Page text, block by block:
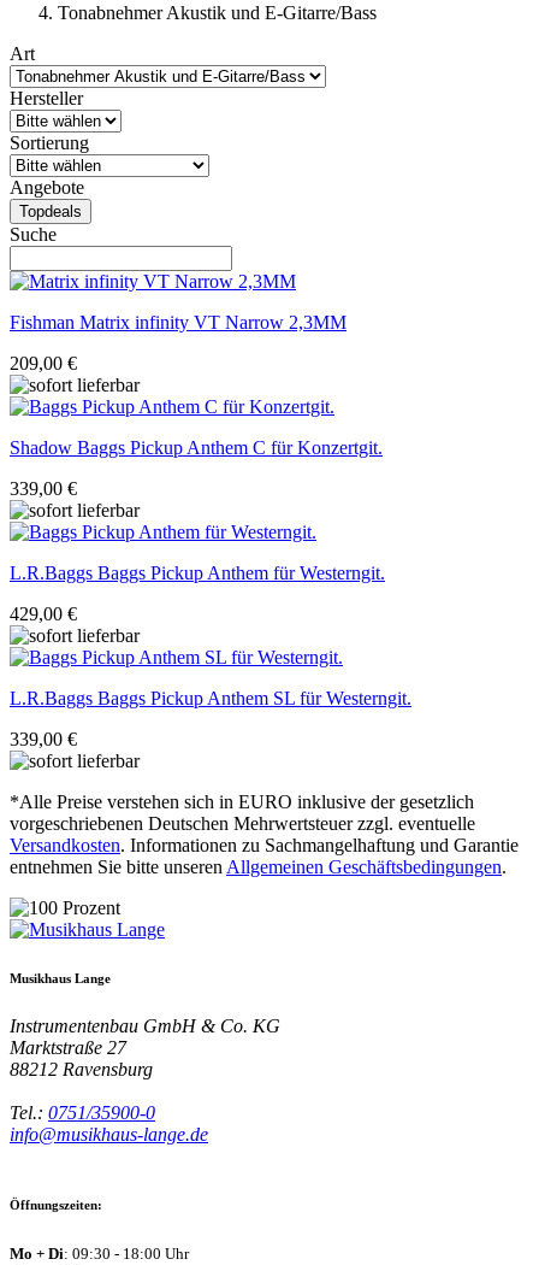
Tonabnehmer Akustik und E-Gitarre/Bass
Art
Hersteller
Sortierung
Angebote
Topdeals
Suche
Fishman Matrix infinity VT Narrow 2,3MM
209,00 €
Shadow Baggs Pickup Anthem C für Konzertgit.
339,00 €
L.R.Baggs Baggs Pickup Anthem für Westerngit.
429,00 €
L.R.Baggs Baggs Pickup Anthem SL für Westerngit.
339,00 €
*Alle Preise verstehen sich in EURO inklusive der gesetzlich
vorgeschriebenen Deutschen Mehrwertsteuer zzgl. eventuelle
Versandkosten. Informationen zu Sachmangelhaftung und Garantie
entnehmen Sie bitte unserenAllgemeinen Geschäftsbedingungen.
Musikhaus Lange
Instrumentenbau GmbH & Co. KG
Marktstraße 27
88212 Ravensburg
Tel.: 0751/35900-0
info@musikhaus-lange.de
Öffnungszeiten:
Mo + Di: 09:30 - 18:00 Uhr